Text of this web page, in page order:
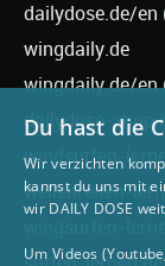
dailydose.de/en
wingdaily.de
wingdaily.de/en
dailydose-
windsurfen-
wellenreiten-
Du hast die
Wir verzichten
kannst du uns mit
wir DAILY DOSE
Um Videos